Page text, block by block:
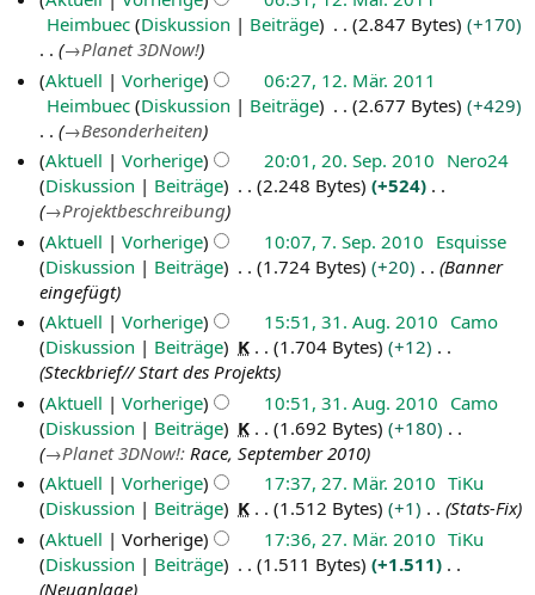
s
a
m
m
n
f
a
s
s
u
n
g
s
s
a
m
m
e
n
f
a
s
s
u
n
g
n
s
z
a
m
m
e
n
f
a
s
s
u
n
g
Heimbuec Diskussion Beiträge 2.847 Bytes
+170
→Planet 3DNow!
Aktuell
Vorherige
06:27, 12. Mär. 2011
Heimbuec Diskussion Beiträge 2.677 Bytes
+429
→Besonderheiten
2
S
b
0
Aktuell Vorherige 20:01, 20. Sep. 2010 Nero24
Diskussion
Beiträge 2.248 Bytes
+524
→Projektbeschreibung
7
e
e
Aktuell Vorherige 10:07, 7. Sep. 2010 Esquisse
Diskussion
Beiträge 1.724 Bytes +20
Banner
eingefügt
3
A
u
Aktuell Vorherige 15:51, 31. Aug. 2010 Camo
Diskussion
Beiträge K 1.704 Bytes
+12
Steckbrief// Start des Projekts
Aktuell
Vorherige 10:51, 31. Aug. 2010 Camo
Diskussion
Beiträge K 1.692 Bytes
+180
→Planet 3DNow!: Race, September 2010
2
Aktuell Vorherige 17:37, 27. Mär. 2010 TiKu
Diskussion
Beiträge K 1.512 Bytes +1
Stats-Fix
Aktuell
Vorherige 17:36, 27. Mär. 2010 TiKu
Diskussion
Beiträge 1.511 Bytes
+1.511
Neuanlage